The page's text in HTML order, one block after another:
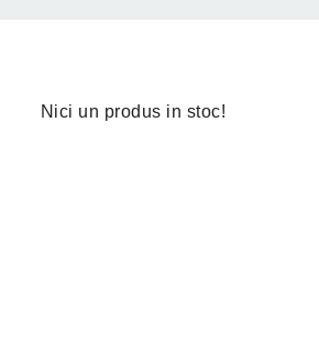
Nici un produs in stoc!